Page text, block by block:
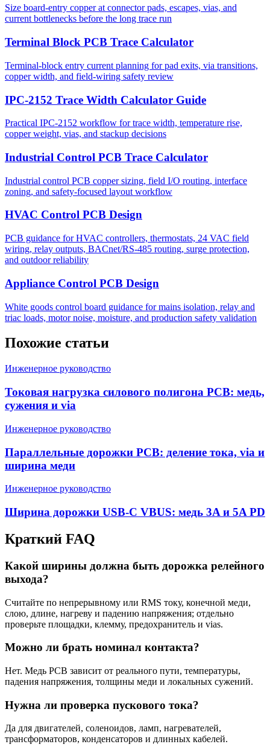
Size board-entry copper at connector pads, escapes, vias, and
current bottlenecks before the long trace run
Terminal Block PCB Trace Calculator
Terminal-block entry current planning for pad exits, via transitions,
copper width, and field-wiring safety review
IPC-2152 Trace Width Calculator Guide
Practical IPC-2152 workflow for trace width, temperature rise,
copper weight, vias, and stackup decisions
Industrial Control PCB Trace Calculator
Industrial control PCB copper sizing, field I/O routing, interface
zoning, and safety-focused layout workflow
HVAC Control PCB Design
PCB guidance for HVAC controllers, thermostats, 24 VAC field
wiring, relay outputs, BACnet/RS-485 routing, surge protection,
and outdoor reliability
Appliance Control PCB Design
White goods control board guidance for mains isolation, relay and
triac loads, motor noise, moisture, and production safety validation
Похожие статьи
Инженерное руководство
Токовая нагрузка силового полигона PCB: медь,
сужения и via
Инженерное руководство
Параллельные дорожки PCB: деление тока, via и
ширина меди
Инженерное руководство
Ширина дорожки USB-C VBUS: медь 3A и 5A PD
Краткий FAQ
Какой ширины должна быть дорожка релейного
выхода?
Считайте по непрерывному или RMS току, конечной меди,
слою, длине, нагреву и падению напряжения; отдельно
проверьте площадки, клемму, предохранитель и vias.
Можно ли брать номинал контакта?
Нет. Медь PCB зависит от реального пути, температуры,
падения напряжения, толщины меди и локальных сужений.
Нужна ли проверка пускового тока?
Да для двигателей, соленоидов, ламп, нагревателей,
трансформаторов, конденсаторов и длинных кабелей.